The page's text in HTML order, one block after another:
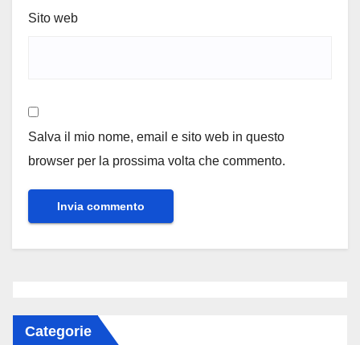
Sito web
Salva il mio nome, email e sito web in questo
browser per la prossima volta che commento.
Categorie